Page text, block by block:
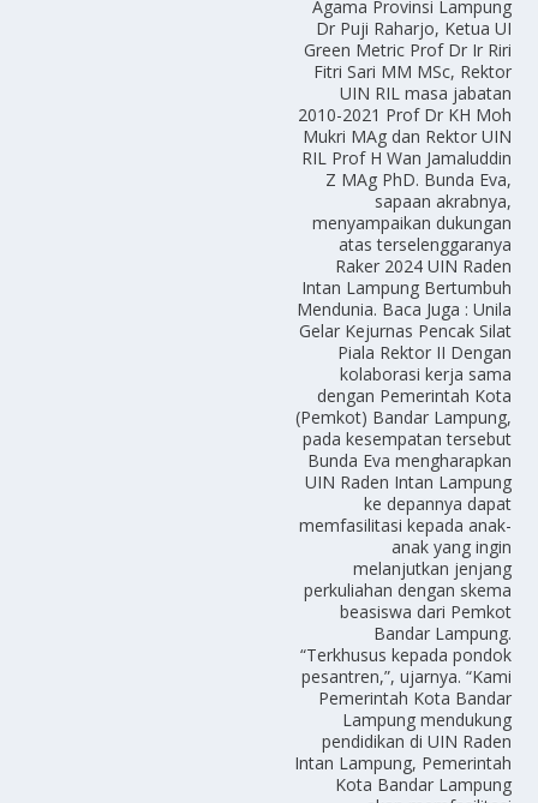
Agama Provinsi Lampung
Dr Puji Raharjo, Ketua UI
Green Metric Prof Dr Ir Riri
Fitri Sari MM MSc, Rektor
UIN RIL masa jabatan
2010-2021 Prof Dr KH Moh
Mukri MAg dan Rektor UIN
RIL Prof H Wan Jamaluddin
Z MAg PhD. Bunda Eva,
sapaan akrabnya,
menyampaikan dukungan
atas terselenggaranya
Raker 2024 UIN Raden
Intan Lampung Bertumbuh
Mendunia. Baca Juga : Unila
Gelar Kejurnas Pencak Silat
Piala Rektor II Dengan
kolaborasi kerja sama
dengan Pemerintah Kota
(Pemkot) Bandar Lampung,
pada kesempatan tersebut
Bunda Eva mengharapkan
UIN Raden Intan Lampung
ke depannya dapat
memfasilitasi kepada anak-
anak yang ingin
melanjutkan jenjang
perkuliahan dengan skema
beasiswa dari Pemkot
Bandar Lampung.
“Terkhusus kepada pondok
pesantren,”, ujarnya. “Kami
Pemerintah Kota Bandar
Lampung mendukung
pendidikan di UIN Raden
Intan Lampung, Pemerintah
Kota Bandar Lampung